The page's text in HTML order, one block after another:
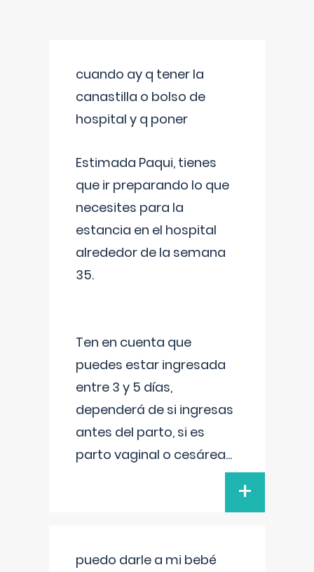
cuando ay q tener la
canastilla o bolso de
hospital y q poner
Estimada Paqui, tienes
que ir preparando lo que
necesites para la
estancia en el hospital
alrededor de la semana
35.
Ten en cuenta que
puedes estar ingresada
entre 3 y 5 días,
dependerá de si ingresas
antes del parto, si es
parto vaginal o cesárea...
+
puedo darle a mi bebé